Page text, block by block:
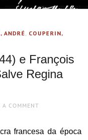
ANDRÉ , COUPERIN,
e François
Regina
A COMMENT
francesa da época